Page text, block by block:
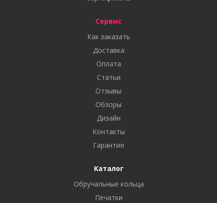
Сервис
Как заказать
Доставка
Оплата
Статьи
Отзывы
Обзоры
Дизайн
Контакты
Гарантия
Каталог
Обручальные кольца
Печатки